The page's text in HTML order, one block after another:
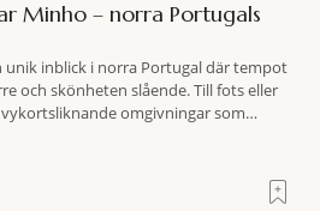
Minho – norra Portugals
unik inblick i norra Portugal där tempot
och skönheten slående. Till fots eller
omgivningar som